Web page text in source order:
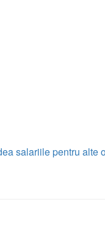
salariile pentru alte